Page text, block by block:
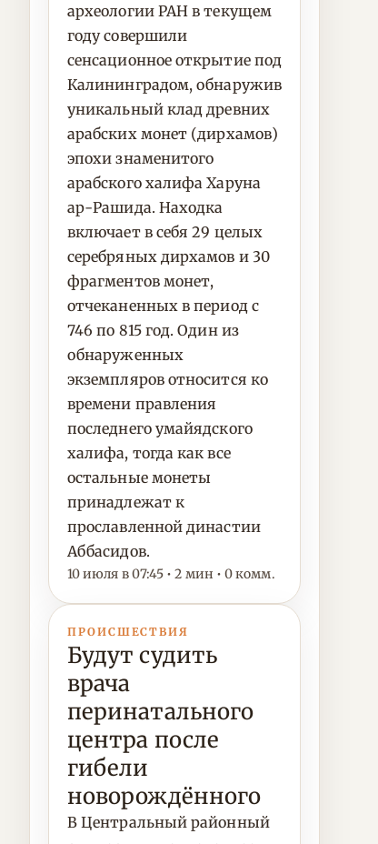
археологии РАН в текущем
году совершили
сенсационное открытие под
Калининградом, обнаружив
уникальный клад древних
арабских монет (дирхамов)
эпохи знаменитого
арабского халифа Харуна
ар-Рашида. Находка
включает в себя 29 целых
серебряных дирхамов и 30
фрагментов монет,
отчеканенных в период с
746 по 815 год. Один из
обнаруженных
экземпляров относится ко
времени правления
последнего умайядского
халифа, тогда как все
остальные монеты
принадлежат к
прославленной династии
Аббасидов.
10 июля в 07:45 • 2 мин • 0 комм.
ПРОИСШЕСТВИЯ
Будут судить
врача
перинатального
центра после
гибели
новорождённого
В Центральный районный